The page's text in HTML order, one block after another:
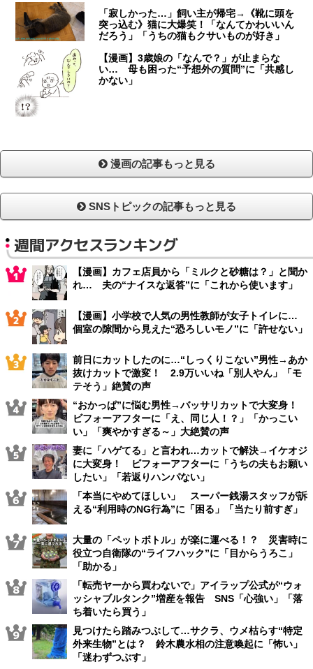
「寂しかった…」飼い主が帰宅→《靴に頭を
突っ込む》猫に大爆笑！「なんてかわいいん
だろう」「うちの猫もクサいものが好き」
【漫画】3歳娘の「なんで？」が止まらな
い… 母も困った“予想外の質問”に「共感し
かない」
漫画の記事もっと見る
SNSトピックの記事もっと見る
週間アクセスランキング
【漫画】カフェ店員から「ミルクと砂糖は？」と聞か
れ… 夫の“ナイスな返答”に「これから使います」
【漫画】小学校で人気の男性教師が女子トイレに…
個室の隙間から見えた“恐ろしいモノ”に「許せない」
前日にカットしたのに…“しっくりこない”男性→あか
抜けカットで激変！ 2.9万いいね「別人やん」「モ
テそう」絶賛の声
“おかっぱ”に悩む男性→バッサリカットで大変身！
ビフォーアフターに「え、同じ人！？」「かっこい
い」「爽やかすぎる～」大絶賛の声
妻に「ハゲてる」と言われ…カットで解決→イケオジ
に大変身！ ビフォーアフターに「うちの夫もお願い
したい」「若返りハンパない」
「本当にやめてほしい」 スーパー銭湯スタッフが訴
える“利用時のNG行為”に「困る」「当たり前すぎ」
大量の「ペットボトル」が楽に運べる！？ 災害時に
役立つ自衛隊の“ライフハック”に「目からうろこ」
「助かる」
「転売ヤーから買わないで」アイラップ公式が“ウォ
ッシャブルタンク”増産を報告 SNS「心強い」「落
ち着いたら買う」
見つけたら踏みつぶして…サクラ、ウメ枯らす“特定
外来生物”とは？ 鈴木農水相の注意喚起に「怖い」
「迷わずつぶす」